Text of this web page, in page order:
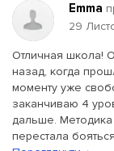
Emma
29
Отличная школа!
назад, когда
моменту уже
заканчиваю 4
дальше.
перестала